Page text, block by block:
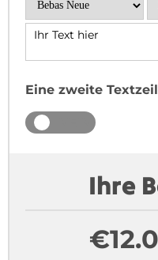
Eine zweite
Ihre
€